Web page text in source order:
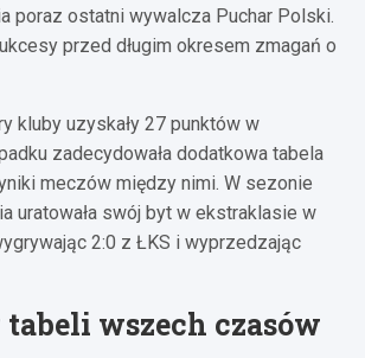
poraz ostatni wywalcza Puchar Polski.
przed długim okresem zmagań o
kluby uzyskały 27 punktów w
zadecydowała dodatkowa tabela
meczów między nimi. W sezonie
uratowała swój byt w ekstraklasie w
2:0 z ŁKS i wyprzedzając
wszech czasów